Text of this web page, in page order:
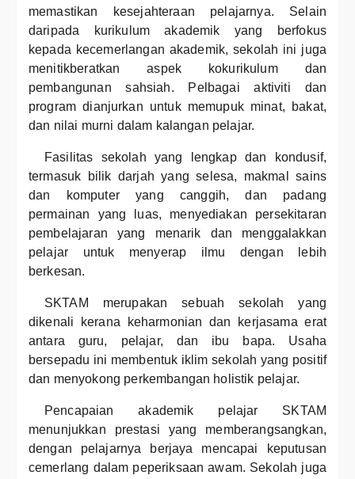
memastikan kesejahteraan pelajarnya. Selain
daripada kurikulum akademik yang berfokus
kepada kecemerlangan akademik, sekolah ini juga
menitikberatkan aspek kokurikulum dan
pembangunan sahsiah. Pelbagai aktiviti dan
program dianjurkan untuk memupuk minat, bakat,
dan nilai murni dalam kalangan pelajar.
Fasilitas sekolah yang lengkap dan kondusif,
termasuk bilik darjah yang selesa, makmal sains
dan komputer yang canggih, dan padang
permainan yang luas, menyediakan persekitaran
pembelajaran yang menarik dan menggalakkan
pelajar untuk menyerap ilmu dengan lebih
berkesan.
SKTAM merupakan sebuah sekolah yang
dikenali kerana keharmonian dan kerjasama erat
antara guru, pelajar, dan ibu bapa. Usaha
bersepadu ini membentuk iklim sekolah yang positif
dan menyokong perkembangan holistik pelajar.
Pencapaian akademik pelajar SKTAM
menunjukkan prestasi yang memberangsangkan,
dengan pelajarnya berjaya mencapai keputusan
cemerlang dalam peperiksaan awam. Sekolah juga